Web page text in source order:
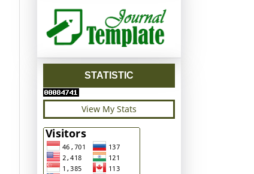
STATISTIC
View My Stats